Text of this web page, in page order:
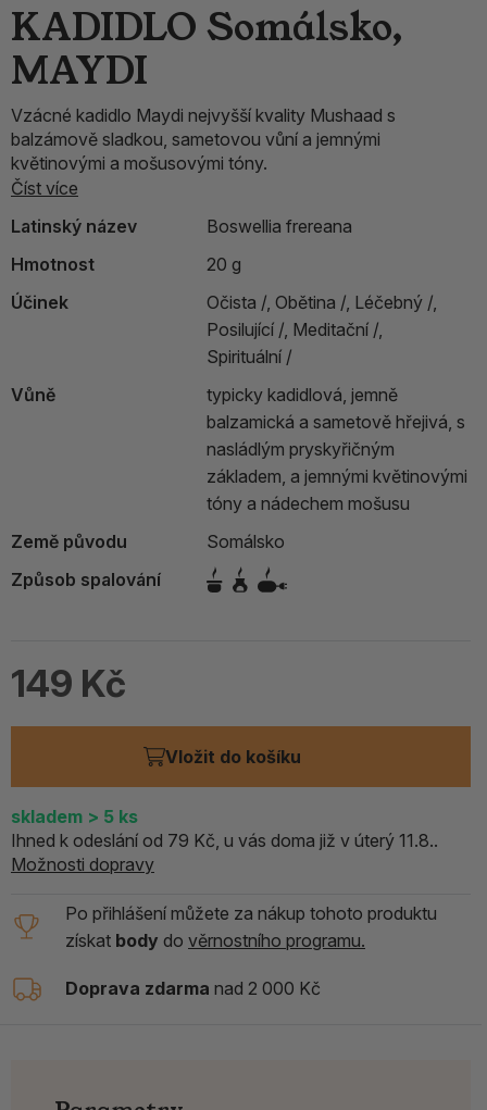
KADIDLO Somálsko,
MAYDI
Vzácné kadidlo Maydi nejvyšší kvality Mushaad s
balzámově sladkou, sametovou vůní a jemnými
květinovými a mošusovými tóny.
Číst více
Latinský název
Boswellia frereana
Hmotnost
20 g
Účinek
Očista /, Obětina /, Léčebný /,
Posilující /, Meditační /,
Spirituální /
Vůně
typicky kadidlová, jemně
balzamická a sametově hřejivá, s
nasládlým pryskyřičným
základem, a jemnými květinovými
tóny a nádechem mošusu
Země původu
Somálsko
Způsob spalování
149 Kč
Vložit do košíku
skladem > 5 ks
Ihned k odeslání od 79 Kč, u vás doma již v úterý 11.8..
Možnosti dopravy
Po přihlášení můžete za nákup tohoto produktu
získat body do věrnostního programu.
Doprava zdarma nad 2 000 Kč